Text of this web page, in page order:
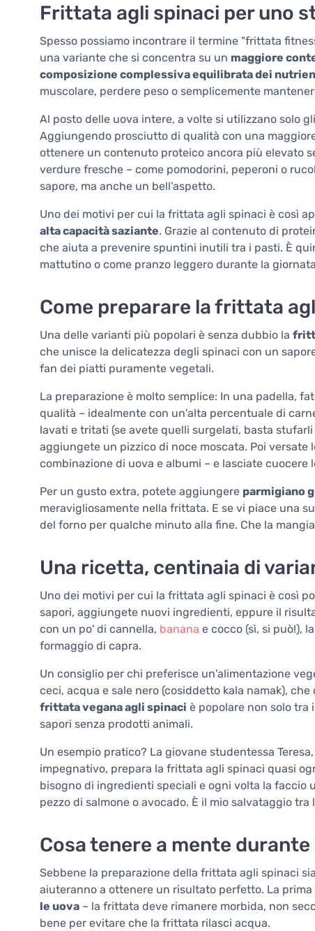
Frittata agli spinaci per uno
Spesso possiamo incontrare il termine "frittata
una variante che si concentra su un maggiore
composizione complessiva equilibrata dei
muscolare, perdere peso o semplicemente
Al posto delle uova intere, a volte si utilizzano solo
Aggiungendo prosciutto di qualità con una
ottenere un contenuto proteico ancora più elevato
verdure fresche – come pomodorini, peperoni o
sapore, ma anche un bell'aspetto.
Uno dei motivi per cui la frittata agli spinaci è così
alta capacità saziante. Grazie al contenuto di
che aiuta a prevenire spuntini inutili tra i pasti. È
mattutino o come pranzo leggero durante la
Come preparare la frittata
Una delle varianti più popolari è senza dubbio la
che unisce la delicatezza degli spinaci con un
fan dei piatti puramente vegetali.
La preparazione è molto semplice: In una padella,
qualità – idealmente con un'alta percentuale di
lavati e tritati (se avete quelli surgelati, basta
aggiungete un pizzico di noce moscata. Poi
combinazione di uova e albumi – e lasciate
Per un gusto extra, potete aggiungere parmigiano
meravigliosamente nella frittata. E se vi piace una
del forno per qualche minuto alla fine. Che la
Una ricetta, centinaia di
Uno dei motivi per cui la frittata agli spinaci è così
sapori, aggiungete nuovi ingredienti, eppure il
con un po' di cannella, banana e cocco (sì, si può!),
formaggio di capra.
Un consiglio per chi preferisce un'alimentazione
ceci, acqua e sale nero (cosiddetto kala namak),
frittata vegana agli spinaci è popolare non solo
sapori senza prodotti animali.
Un esempio pratico? La giovane studentessa
impegnativo, prepara la frittata agli spinaci quasi
bisogno di ingredienti speciali e ogni volta la faccio
pezzo di salmone o avocado. È il mio salvataggio tra
Cosa tenere a mente
Sebbene la preparazione della frittata agli spinaci
aiuteranno a ottenere un risultato perfetto. La
le uova – la frittata deve rimanere morbida, non
bene per evitare che la frittata rilasci acqua.